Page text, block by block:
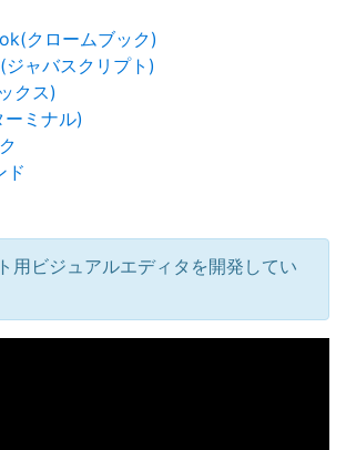
クロームブック)
ャバスクリプト)
クス)
ミナル)
ド
用ビジュアルエディタを開発してい